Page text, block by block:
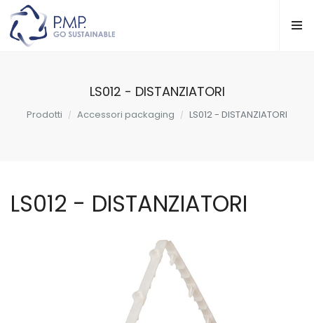
LS012 - DISTANZIATORI
Prodotti Accessori packaging LS012 - DISTANZIATORI
LS012 - DISTANZIATORI